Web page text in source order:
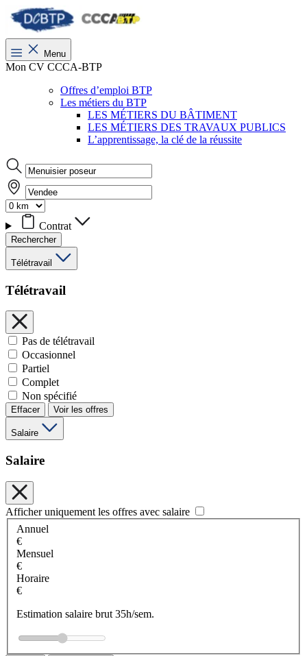
Menu
Mon CV CCCA-BTP
Offres d’emploi BTP
Les métiers du BTP
LES MÉTIERS DU BÂTIMENT
LES MÉTIERS DES TRAVAUX PUBLICS
L’apprentissage, la clé de la réussite
Contrat
Rechercher
Télétravail
Télétravail
Pas de télétravail
Occasionnel
Partiel
Complet
Non spécifié
Effacer Voir les offres
Salaire
Salaire
Afficher uniquement les offres avec salaire
Annuel
€
Mensuel
€
Horaire
€
Estimation salaire brut 35h/sem.